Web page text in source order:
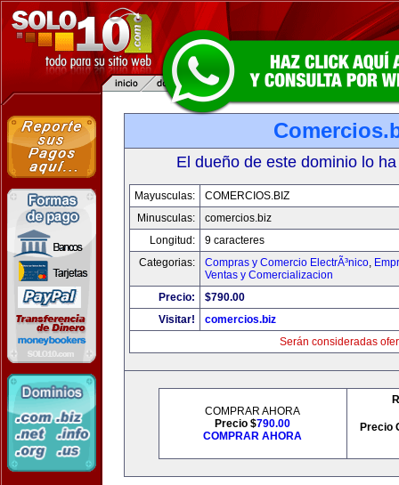
El dueño de este dominio lo
Mayusculas:
COMERCIOS.BIZ
Minusculas:
comercios.biz
Longitud:
9 caracteres
Categorias:
Compras y Comercio ElectrÃ³nico,
Ventas y Comercializacion
Precio:
$790.00
Visitar!
comercios.biz
Serán consideradas
COMPRAR AHORA
Precio $790.00
COMPRAR AHORA
Precio